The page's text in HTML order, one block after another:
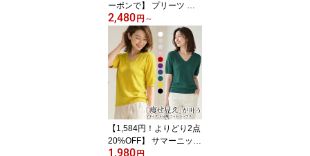
ーポンで】 プリーツ ワ
イドパンツ ニット リラ
ックス ロングパンツ レ
ディース 春 夏 春夏 黒 プ
リーツ ゆったり 大きい
サイズ ワイド パンツ リ
ブニット ボトムス ウエ
ストゴム 楽ちん 無地 あ
ったか ニットパンツ ル
ームウェア
2,480 円 ～
【1,584円！よりどり2点
20%OFF】 サマーニット
レディース トップス 春
1,980